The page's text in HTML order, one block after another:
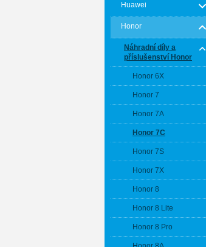
Huawei
Honor
Náhradní díly a
příslušenství Honor
Honor 6X
Honor 7
Honor 7A
Honor 7C
Honor 7S
Honor 7X
Honor 8
Honor 8 Lite
Honor 8 Pro